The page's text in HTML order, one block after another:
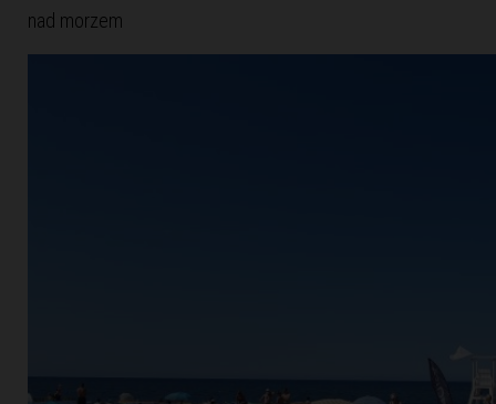
nad morzem